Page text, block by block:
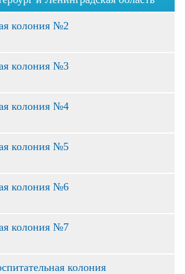
колония №2
колония №3
колония №4
колония №5
колония №6
колония №7
колония